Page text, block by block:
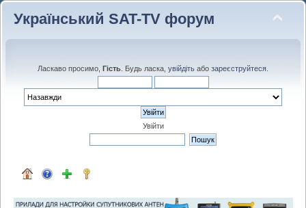
Український SAT-TV форум
Ласкаво просимо, Гість . Будь ласка, увійдіть або зареєструйтеся
Увійти